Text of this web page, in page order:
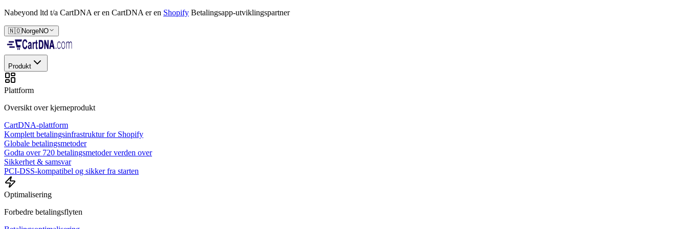
Nabeyond ltd t/a CartDNA er en CartDNA er en Shopify Betalingsapp-utviklingspartner
🇳🇴NorgeNO
Produkt
Plattform
Oversikt over kjerneprodukt
CartDNA-plattform
Komplett betalingsinfrastruktur for Shopify
Globale betalingsmetoder
Godta over 720 betalingsmetoder verden over
Sikkerhet & samsvar
PCI-DSS-kompatibel og sikker fra starten
Optimalisering
Forbedre betalingsflyten